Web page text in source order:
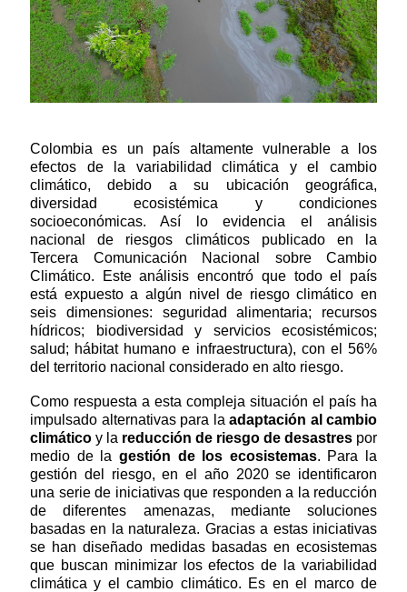
Contenido de la noticia
Colombia es un país altamente vulnerable a los
efectos de la variabilidad climática y el cambio
climático, debido a su ubicación geográfica,
diversidad ecosistémica y condiciones
socioeconómicas. Así lo evidencia el análisis
nacional de riesgos climáticos publicado en la
Tercera Comunicación Nacional sobre Cambio
Climático. Este análisis encontró que todo el país
está expuesto a algún nivel de riesgo climático en
seis dimensiones: seguridad alimentaria; recursos
hídricos; biodiversidad y servicios ecosistémicos;
salud; hábitat humano e infraestructura), con el 56%
del territorio nacional considerado en alto riesgo.
Como respuesta a esta compleja situación el país ha
impulsado alternativas para la adaptación al cambio
climático y la reducción de riesgo de desastres por
medio de la gestión de los ecosistemas. Para la
gestión del riesgo, en el año 2020 se identificaron
una serie de iniciativas que responden a la reducción
de diferentes amenazas, mediante soluciones
basadas en la naturaleza. Gracias a estas iniciativas
se han diseñado medidas basadas en ecosistemas
que buscan minimizar los efectos de la variabilidad
climática y el cambio climático. Es en el marco de